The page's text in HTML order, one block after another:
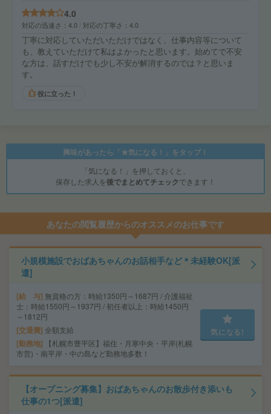
4.0
対応の迅速さ 4.0 対応の丁寧さ 4.0
丁寧に対応していただいただけではなく、仕事内容等について
も、教えていただけて私はよかったと思います。始めてで不安
な方は、話すだけでも少し不安が解消するのでは？と思いま
す。
役に立った！
興味があったら「★気になる！」をタップ！
「気になる！」を押しておくと、
保存した求人を後でまとめてチェックできます！
あなたの閲覧履歴からのオススメのお仕事です
小規模施設でおばあちゃんのお話相手など＊未経験OK[派
遣]
給 与 無資格の方：時給1350円～1687円 / 介護福祉
士：時給1550円～1937円 / 初任者以上：時給1450円
～1812円
交通費 全額支給
勤務地
【札幌市豊平区】福住・月寒中央・平岸(札幌
市営)・南平岸・中の島など勤務地多数！
気になる!
【オープニング募集】おばあちゃんのお散歩付き添いも
仕事の1つ[派遣]